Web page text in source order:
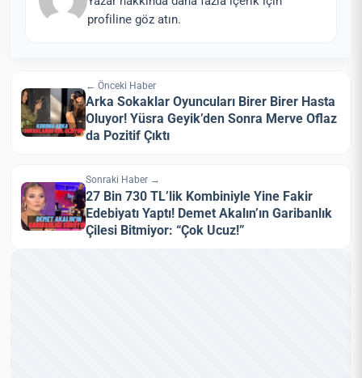
profiline göz atın.
← Önceki Haber
Arka Sokaklar Oyuncuları Birer Birer Hasta
Oluyor! Yüsra Geyik’den Sonra Merve Oflaz
da Pozitif Çıktı
Sonraki Haber →
27 Bin 730 TL’lik Kombiniyle Yine Fakir
Edebiyatı Yaptı! Demet Akalın’ın Garibanlık
Çilesi Bitmiyor: “Çok Ucuz!”